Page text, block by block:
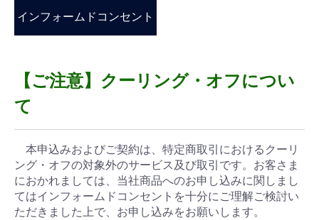
インフォームドコンセント
【ご注意】クーリング・オフについ
て
本申込みおよびご契約は、特定商取引におけるクーリ
ング・オフの対象外のサービス及び取引です。お客さま
におかれましては、当社商品へのお申し込みに関しまし
てはインフォームドコンセントを十分にご理解ご検討い
ただきました上で、お申し込みをお願いします。